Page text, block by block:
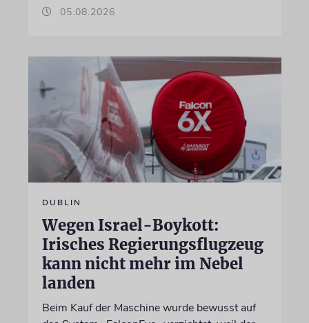
05.08.2026
DUBLIN
Wegen Israel-Boykott:
Irisches Regierungsflugzeug
kann nicht mehr im Nebel
landen
Beim Kauf der Maschine wurde bewusst auf